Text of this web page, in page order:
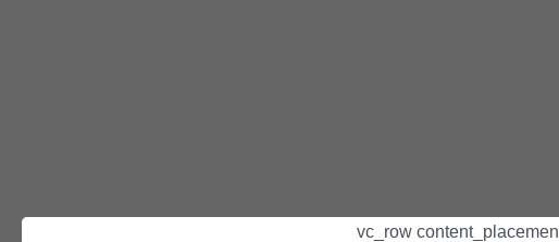
[vc_row